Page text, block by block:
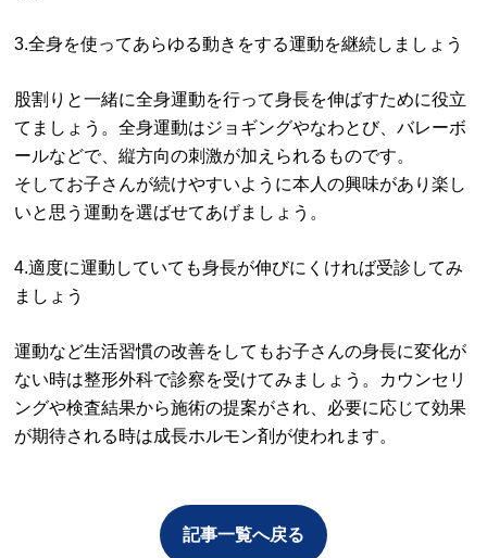
3.全身を使ってあらゆる動きをする運動を継続しましょう
股割りと一緒に全身運動を行って身長を伸ばすために役立
てましょう。全身運動はジョギングやなわとび、バレーボ
ールなどで、縦方向の刺激が加えられるものです。
そしてお子さんが続けやすいように本人の興味があり楽し
いと思う運動を選ばせてあげましょう。
4.適度に運動していても身長が伸びにくければ受診してみ
ましょう
運動など生活習慣の改善をしてもお子さんの身長に変化が
ない時は整形外科で診察を受けてみましょう。カウンセリ
ングや検査結果から施術の提案がされ、必要に応じて効果
が期待される時は成長ホルモン剤が使われます。
記事一覧へ戻る